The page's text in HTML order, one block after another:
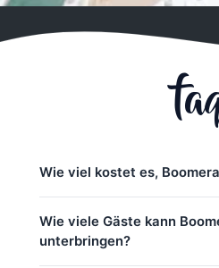
Wie viel kostet es,
Ganztagestouren:
Wie viele Gäste kann
unterbringen?